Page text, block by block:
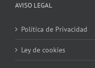
AVISO LEGAL
Política de Privacidad
Ley de cookies